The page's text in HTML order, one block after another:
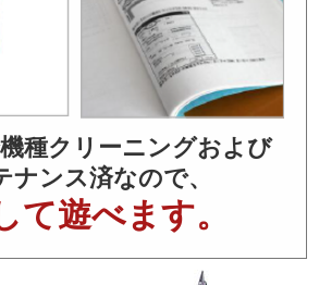
種クリーニングおよび
ナンス済なので、
て遊べます。